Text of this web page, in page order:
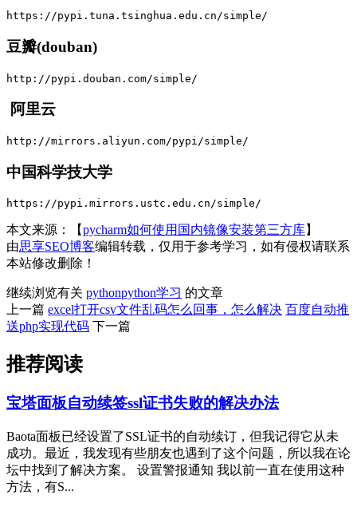
https://pypi.tuna.tsinghua.edu.cn/simple/
豆瓣(douban)
http://pypi.douban.com/simple/
阿里云
http://mirrors.aliyun.com/pypi/simple/
中国科学技大学
https://pypi.mirrors.ustc.edu.cn/simple/
本文来源：【pycharm如何使用国内镜像安装第三方库】
由思享SEO博客编辑转载，仅用于参考学习，如有侵权请联系
本站修改删除！
继续浏览有关 pythonpython学习 的文章
上一篇 excel打开csv文件乱码怎么回事，怎么解决 百度自动推
送php实现代码
下一篇
推荐阅读
宝塔面板自动续签ssl证书失败的解决办法
Baota面板已经设置了SSL证书的自动续订，但我记得它从未
成功。最近，我发现有些朋友也遇到了这个问题，所以我在论
坛中找到了解决方案。 设置警报通知 我以前一直在使用这种
方法，有S...